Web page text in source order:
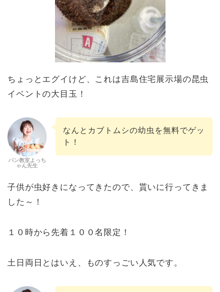
ちょっとエグイけど、これは吉島住宅展示場の昆虫
イベントの大目玉！
パン教室よっち
ゃん先生
なんとカブトムシの幼虫を無料でゲッ
ト！
子供が虫好きになってきたので、貰いに行ってきま
した～！
１０時から先着１００名限定！
土日両日とはいえ、ものすっごい人気です。